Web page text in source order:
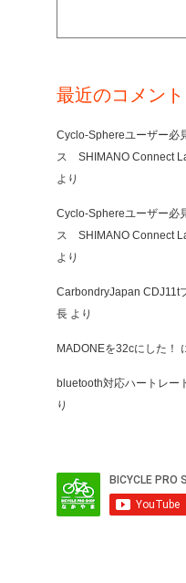
最近のコメント
Cyclo-Sphereユーザー必
ス SHIMANO Connect
より
Cyclo-Sphereユーザー必
ス SHIMANO Connect
より
CarbondryJapan CDJ11t
長 より
MADONEを32cにした！
bluetooth対応ハートレー
り